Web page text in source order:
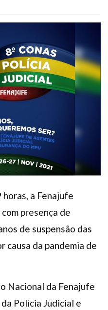
horas, a Fenajufe
presença de
de suspensão das
causa da pandemia de
Nacional da Fenajufe
Polícia Judicial e